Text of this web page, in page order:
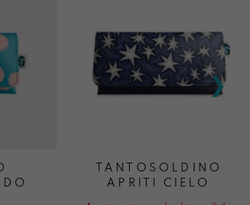
TANTOSOLDINO
APRITI CIELO